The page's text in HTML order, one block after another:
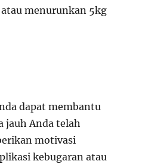
menurunkan 5kg
dapat membantu
jauh Anda telah
motivasi
kebugaran atau